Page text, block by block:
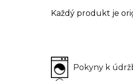
Každý produkt je
Pokyny k